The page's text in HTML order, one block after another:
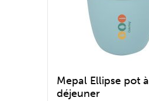
Mepal Ellipse pot à
déjeuner